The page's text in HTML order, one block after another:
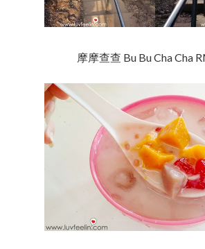
摩摩查查 Bu Bu Cha Cha